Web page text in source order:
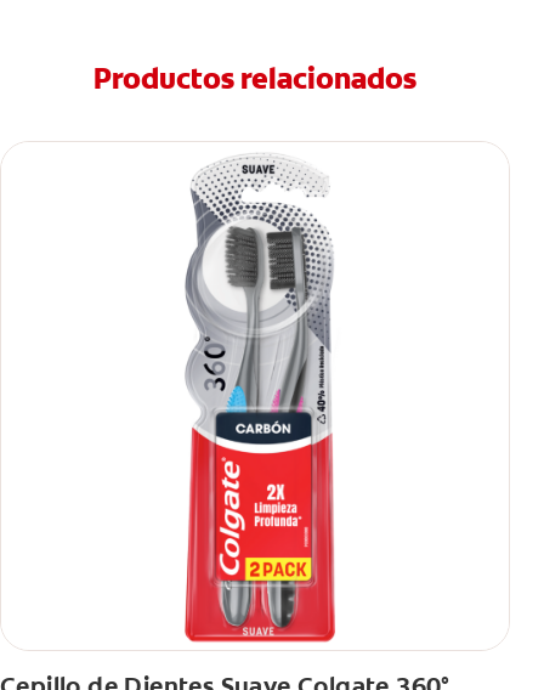
Productos relacionados